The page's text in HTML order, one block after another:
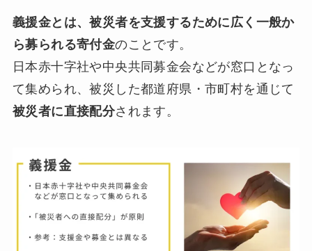
義援金とは、被災者を支援するために広く一般か
ら募られる寄付金のことです。
日本赤十字社や中央共同募金会などが窓口となっ
て集められ、被災した都道府県・市町村を通じて
被災者に直接配分されます。